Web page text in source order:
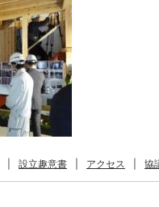
設立趣意書 アクセス 協